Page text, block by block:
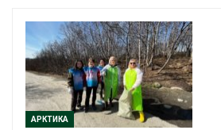
АРКТИКА